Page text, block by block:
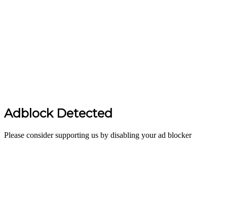
Adblock Detected
Please consider supporting us by disabling your ad blocker